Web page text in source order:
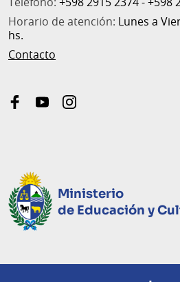
Horario de atención: Lunes a
hs.
Contacto
facebookyoutubeinstagram
Ministerio
de Educación y